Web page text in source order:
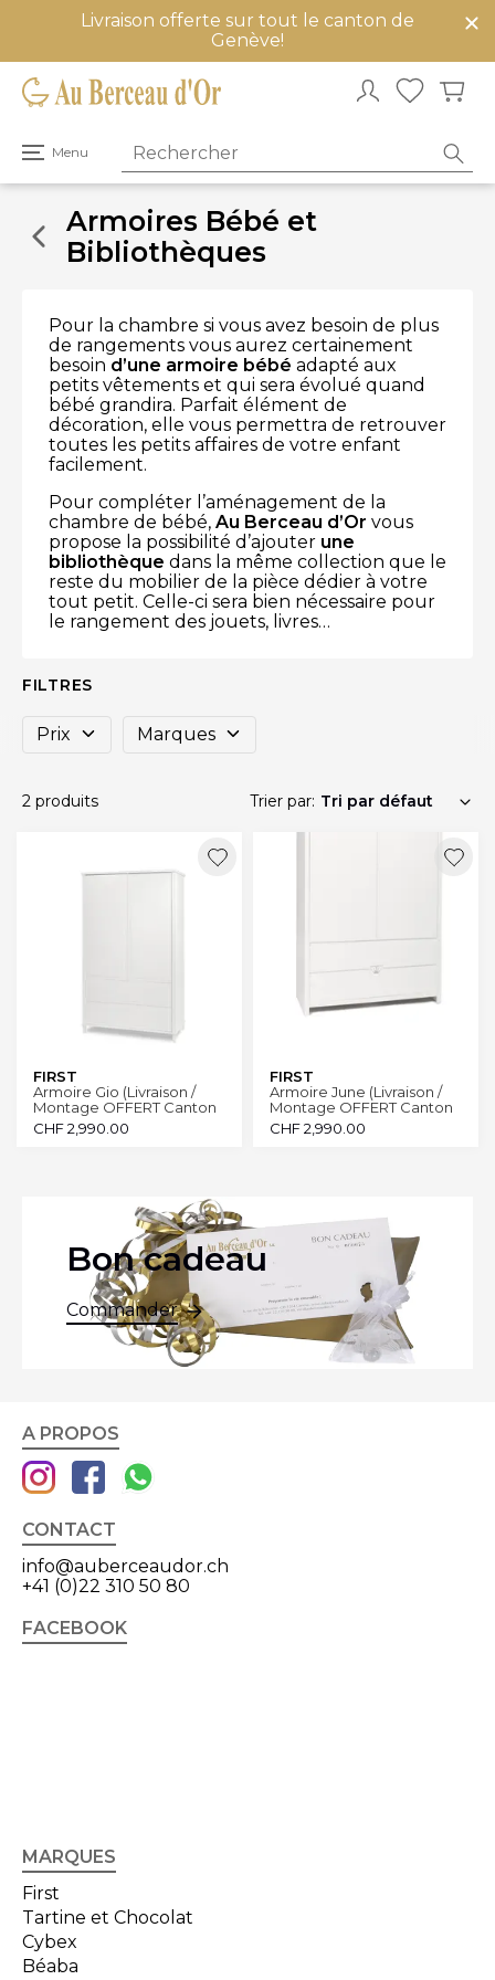
Livraison offerte sur tout le canton de
Genève!
Menu
Ouvrir
menu
principalArmoires Bébé et
Bibliothèques
Pour la chambre si vous avez besoin de plus
de rangements vous aurez certainement
besoin d’une armoire bébé adapté aux
petits vêtements et qui sera évolué quand
bébé grandira. Parfait élément de
décoration, elle vous permettra de retrouver
toutes les petits affaires de votre enfant
facilement.
Pour compléter l’aménagement de la
chambre de bébé, Au Berceau d’Or vous
propose la possibilité d’ajouter une
bibliothèque dans la même collection que le
reste du mobilier de la pièce dédier à votre
tout petit. Celle-ci sera bien nécessaire pour
le rangement des jouets, livres…
FILTRES
Prix Marques
2 produits Trier par:
FIRST
Armoire Gio (Livraison /
Montage OFFERT Canton
Genève et Vaud)
CHF2,990.00
FIRST
Armoire June (Livraison /
Montage OFFERT Canton
Genève et Vaud)
CHF2,990.00
Bon cadeau
Commander
A PROPOS
CONTACT
info@auberceaudor.ch
+41 (0)22 310 50 80
FACEBOOK
MARQUES
First
Tartine et Chocolat
Cybex
Béaba